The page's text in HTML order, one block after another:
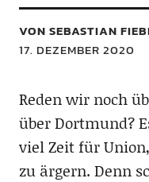
VON SEBASTIAN
17. DEZEMBER 2020
Reden wir noch
über Dortmund?
viel Zeit für
zu ärgern. Denn